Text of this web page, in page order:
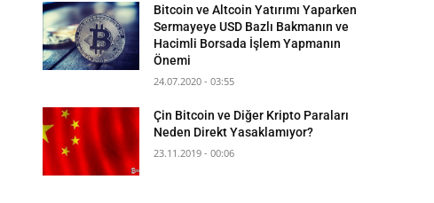
Bitcoin ve Altcoin Yatırımı Yaparken
Sermayeye USD Bazlı Bakmanın ve
Hacimli Borsada İşlem Yapmanın
Önemi
24.07.2020 - 03:55
Çin Bitcoin ve Diğer Kripto Paraları
Neden Direkt Yasaklamıyor?
23.11.2019 - 00:06